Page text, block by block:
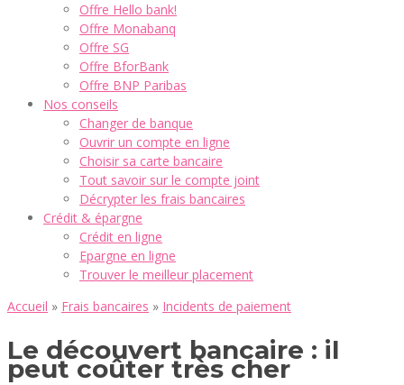
Offre Hello bank!
Offre Monabanq
Offre SG
Offre BforBank
Offre BNP Paribas
Nos conseils
Changer de banque
Ouvrir un compte en ligne
Choisir sa carte bancaire
Tout savoir sur le compte joint
Décrypter les frais bancaires
Crédit & épargne
Crédit en ligne
Epargne en ligne
Trouver le meilleur placement
Accueil » Frais bancaires » Incidents de paiement
Le découvert bancaire : il
peut coûter très cher